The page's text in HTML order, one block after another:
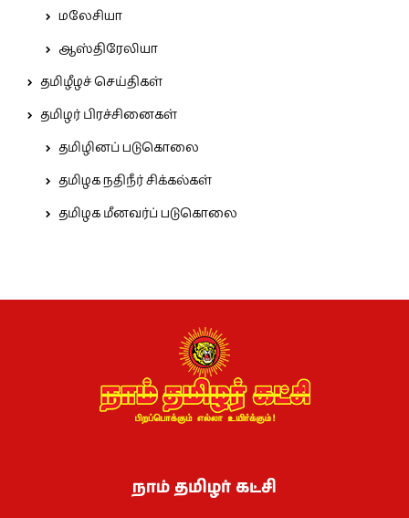
மலேசியா
ஆஸ்திரேலியா
தமிழீழச் செய்திகள்
தமிழர் பிரச்சினைகள்
தமிழினப் படுகொலை
தமிழக நதிநீர் சிக்கல்கள்
தமிழக மீனவர்ப் படுகொலை
நாம் தமிழர் கட்சி